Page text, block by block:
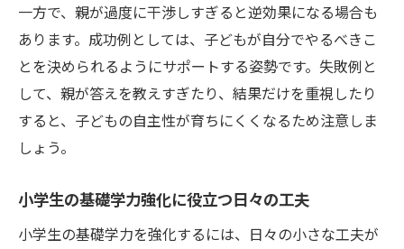
一方で、親が過度に干渉しすぎると逆効果になる場合も
あります。成功例としては、子どもが自分でやるべきこ
とを決められるようにサポートする姿勢です。失敗例と
して、親が答えを教えすぎたり、結果だけを重視したり
すると、子どもの自主性が育ちにくくなるため注意しま
しょう。
小学生の基礎学力強化に役立つ日々の工夫
小学生の基礎学力を強化するには、日々の小さな工夫が